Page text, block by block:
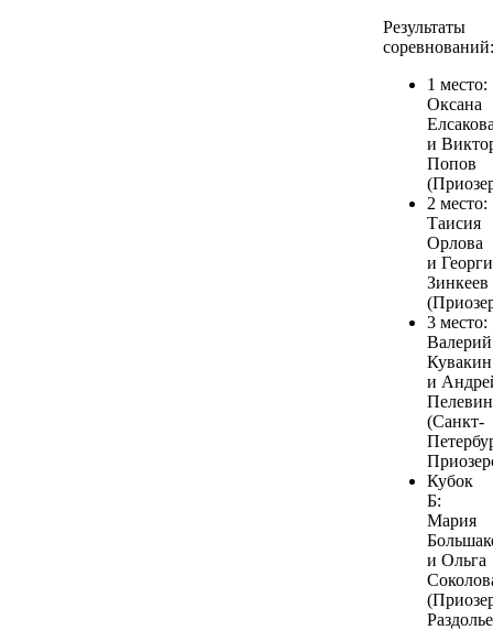
Результаты
соревнований:
1 место:
Оксана
и
Попов
2 место:
Таисия
Орлова
и
Зинкеев
3 место:
Валерий
Кувакин
и
Пелевин
(Санкт-
Кубок
Б:
Мария
и Ольга